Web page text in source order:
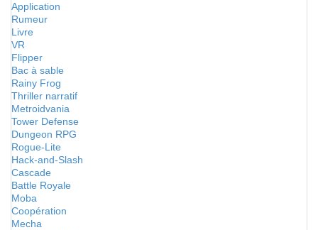
Application
Rumeur
Livre
VR
Flipper
Bac à sable
Rainy Frog
Thriller narratif
Metroidvania
Tower Defense
Dungeon RPG
Rogue-Lite
Hack-and-Slash
Cascade
Battle Royale
Moba
Coopération
Mecha